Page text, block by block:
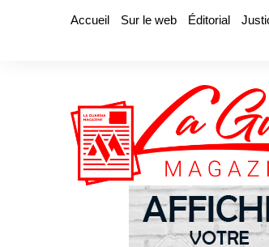
Accueil Sur le web Éditorial